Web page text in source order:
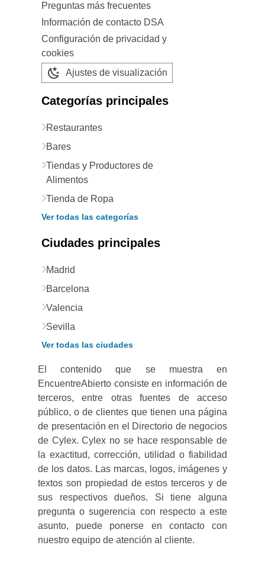
Preguntas más frecuentes
Información de contacto DSA
Configuración de privacidad y
cookies
Ajustes de visualización
Categorías principales
Restaurantes
Bares
Tiendas y Productores de
Alimentos
Tienda de Ropa
Ver todas las categorías
Ciudades principales
Madrid
Barcelona
Valencia
Sevilla
Ver todas las ciudades
El contenido que se muestra en
EncuentreAbierto consiste en información de
terceros, entre otras fuentes de acceso
público, o de clientes que tienen una página
de presentación en el Directorio de negocios
de Cylex. Cylex no se hace responsable de
la exactitud, corrección, utilidad o fiabilidad
de los datos. Las marcas, logos, imágenes y
textos son propiedad de estos terceros y de
sus respectivos dueños. Si tiene alguna
pregunta o sugerencia con respecto a este
asunto, puede ponerse en contacto con
nuestro equipo de atención al cliente.